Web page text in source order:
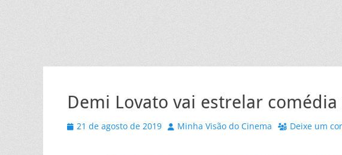
Demi Lovato vai estrelar
Posted
21 de agosto de 2019 AutorMinha Visão do Cinema Deixe um